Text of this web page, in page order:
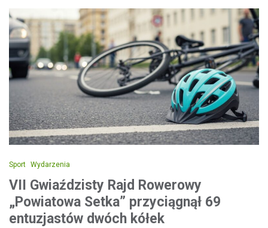
Sport Wydarzenia
VII Gwiaździsty Rajd Rowerowy
„Powiatowa Setka” przyciągnął 69
entuzjastów dwóch kółek